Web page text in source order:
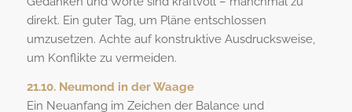
direkt. Ein guter Tag, um Pläne entschlossen
umzusetzen. Achte auf konstruktive Ausdrucksweise,
um Konflikte zu vermeiden.
21.10. Neumond in der Waage
Ein Neuanfang im Zeichen der Balance und